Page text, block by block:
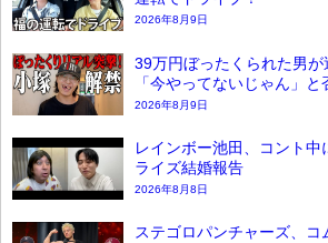
2026年8月9日
39万円ぼったくられた男
「今やってないじゃん」と
2026年8月9日
レインボー池田、コント
ライズ結婚報告
2026年8月8日
ステゴロパンチャーズ、